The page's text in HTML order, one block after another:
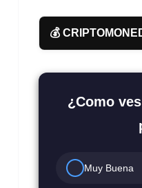
💰
¿Como
Muy Buena